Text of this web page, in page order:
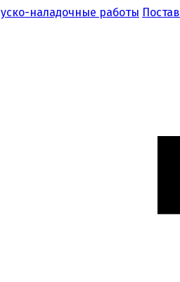
наладочные работы